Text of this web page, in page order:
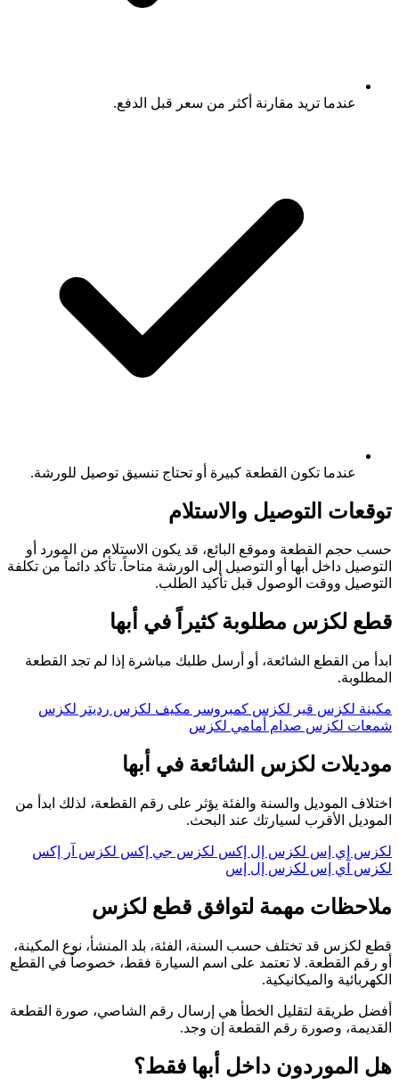
عندما تريد مقارنة أكثر من سعر قبل الدفع.
عندما تكون القطعة كبيرة أو تحتاج تنسيق توصيل للورشة.
توقعات التوصيل والاستلام
حسب حجم القطعة وموقع البائع، قد يكون الاستلام من المورد أو
التوصيل داخل أبها أو التوصيل إلى الورشة متاحاً. تأكد دائماً من تكلفة
التوصيل ووقت الوصول قبل تأكيد الطلب.
قطع لكزس مطلوبة كثيراً في أبها
ابدأ من القطع الشائعة، أو أرسل طلبك مباشرة إذا لم تجد القطعة
المطلوبة.
مكينة لكزس قير لكزس كمبروسر مكيف لكزس رديتر لكزس
شمعات لكزس صدام أمامي لكزس
موديلات لكزس الشائعة في أبها
اختلاف الموديل والسنة والفئة يؤثر على رقم القطعة، لذلك ابدأ من
الموديل الأقرب لسيارتك عند البحث.
لكزس إي إس لكزس إل إكس لكزس جي إكس لكزس آر إكس
لكزس آي إس لكزس إل إس
ملاحظات مهمة لتوافق قطع لكزس
قطع لكزس قد تختلف حسب السنة، الفئة، بلد المنشأ، نوع المكينة،
أو رقم القطعة. لا تعتمد على اسم السيارة فقط، خصوصاً في القطع
الكهربائية والميكانيكية.
أفضل طريقة لتقليل الخطأ هي إرسال رقم الشاصي، صورة القطعة
القديمة، وصورة رقم القطعة إن وجد.
هل الموردون داخل أبها فقط؟